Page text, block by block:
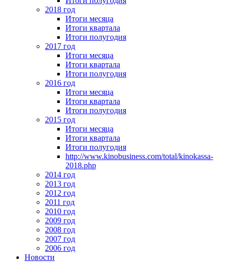
2018 год
Итоги месяца
Итоги квартала
Итоги полугодия
2017 год
Итоги месяца
Итоги квартала
Итоги полугодия
2016 год
Итоги месяца
Итоги квартала
Итоги полугодия
2015 год
Итоги месяца
Итоги квартала
Итоги полугодия
http://www.kinobusiness.com/total/kinokassa-
2018.php
2014 год
2013 год
2012 год
2011 год
2010 год
2009 год
2008 год
2007 год
2006 год
Новости